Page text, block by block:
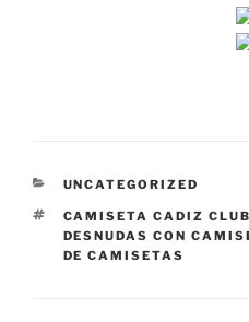
CATEGORÍAS
UNCATEGORIZED
ETIQUETAS
CAMISETA CADIZ
DESNUDAS CON
DE CAMISETAS